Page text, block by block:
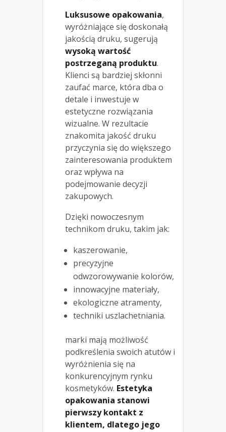
Luksusowe opakowania,
wyróżniające się doskonałą
jakością druku, sugerują
wysoką wartość
postrzeganą produktu.
Klienci są bardziej skłonni
zaufać marce, która dba o
detale i inwestuje w
estetyczne rozwiązania
wizualne. W rezultacie
znakomita jakość druku
przyczynia się do większego
zainteresowania produktem
oraz wpływa na
podejmowanie decyzji
zakupowych.
Dzięki nowoczesnym
technikom druku, takim jak:
kaszerowanie,
precyzyjne
odwzorowywanie kolorów,
innowacyjne materiały,
ekologiczne atramenty,
techniki uszlachetniania.
marki mają możliwość
podkreślenia swoich atutów i
wyróżnienia się na
konkurencyjnym rynku
kosmetyków. Estetyka
opakowania stanowi
pierwszy kontakt z
klientem, dlatego jego